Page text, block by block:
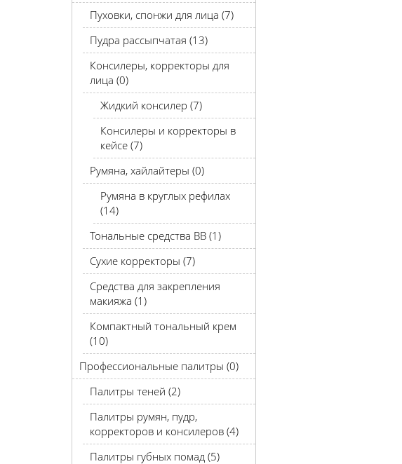
Пуховки, спонжи для лица (7)
Пудра рассыпчатая (13)
Консилеры, корректоры для
лица (0)
Жидкий консилер (7)
Консилеры и корректоры в
кейсе (7)
Румяна, хайлайтеры (0)
Румяна в круглых рефилах
(14)
Тональные средства BB (1)
Сухие корректоры (7)
Средства для закрепления
макияжа (1)
Компактный тональный крем
(10)
Профессиональные палитры (0)
Палитры теней (2)
Палитры румян, пудр,
корректоров и консилеров (4)
Палитры губных помад (5)